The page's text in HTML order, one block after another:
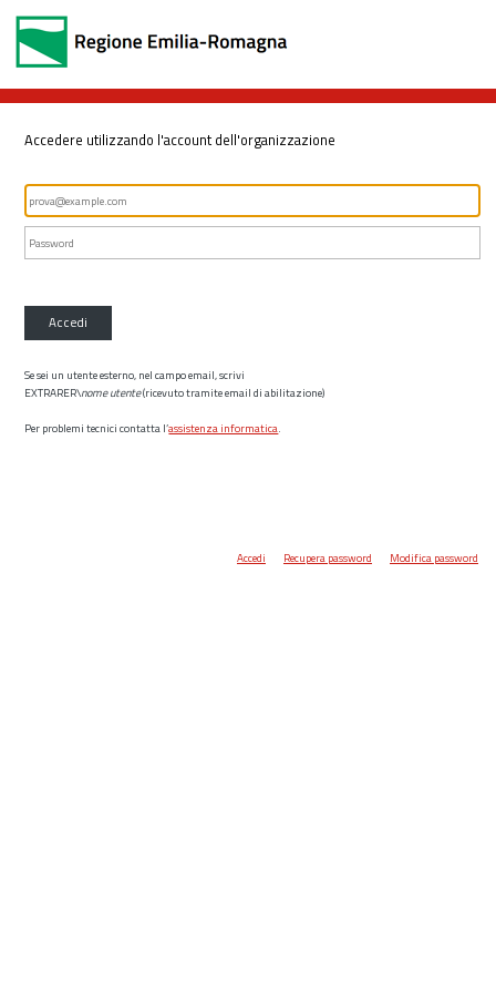
Accedere utilizzando l'account dell'organizzazione
Accedi
Se sei un utente esterno, nel campo email, scrivi
EXTRARER\nome utente(ricevuto tramite email di abilitazione)
Per problemi tecnici contatta l’assistenza informatica.
Accedi Recupera password Modifica password